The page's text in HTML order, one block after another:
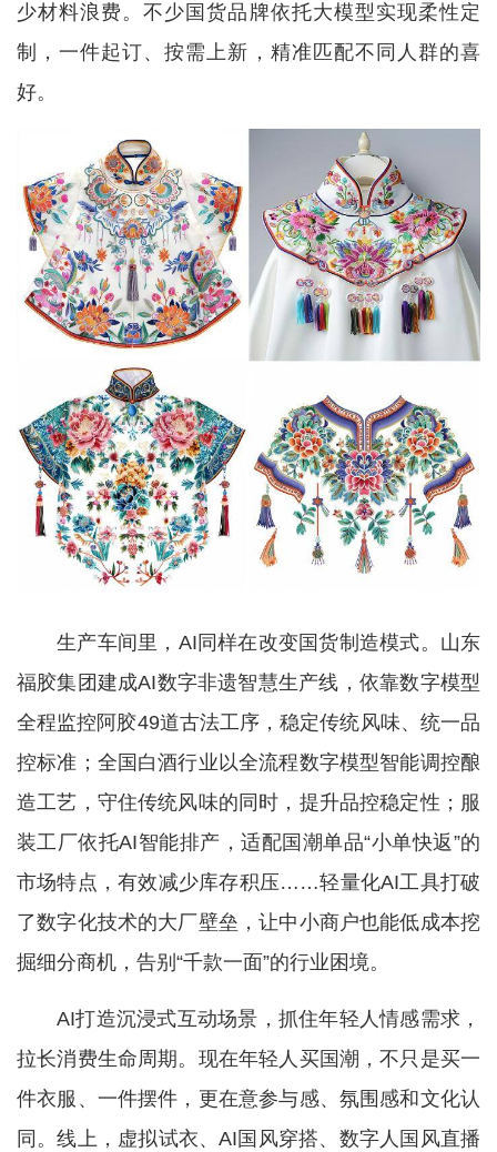
少材料浪费。不少国货品牌依托大模型实现柔性定
制，一件起订、按需上新，精准匹配不同人群的喜
好。
生产车间里，AI同样在改变国货制造模式。山东
福胶集团建成AI数字非遗智慧生产线，依靠数字模型
全程监控阿胶49道古法工序，稳定传统风味、统一品
控标准；全国白酒行业以全流程数字模型智能调控酿
造工艺，守住传统风味的同时，提升品控稳定性；服
装工厂依托AI智能排产，适配国潮单品“小单快返”的
市场特点，有效减少库存积压……轻量化AI工具打破
了数字化技术的大厂壁垒，让中小商户也能低成本挖
掘细分商机，告别“千款一面”的行业困境。
AI打造沉浸式互动场景，抓住年轻人情感需求，
拉长消费生命周期。现在年轻人买国潮，不只是买一
件衣服、一件摆件，更在意参与感、氛围感和文化认
同。线上，虚拟试衣、AI国风穿搭、数字人国风直播